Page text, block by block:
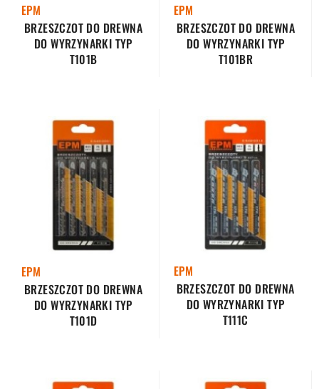
EPM
BRZESZCZOT DO DREWNA
DO WYRZYNARKI TYP
T101B
EPM
BRZESZCZOT DO DREWNA
DO WYRZYNARKI TYP
T101BR
EPM
BRZESZCZOT DO DREWNA
DO WYRZYNARKI TYP
T101D
EPM
BRZESZCZOT DO DREWNA
DO WYRZYNARKI TYP
T111C